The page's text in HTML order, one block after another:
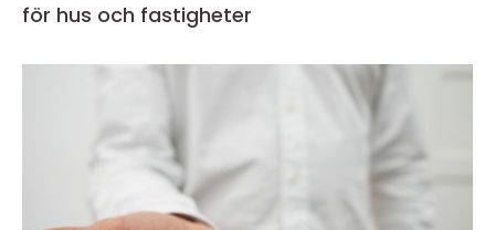
för hus och fastigheter